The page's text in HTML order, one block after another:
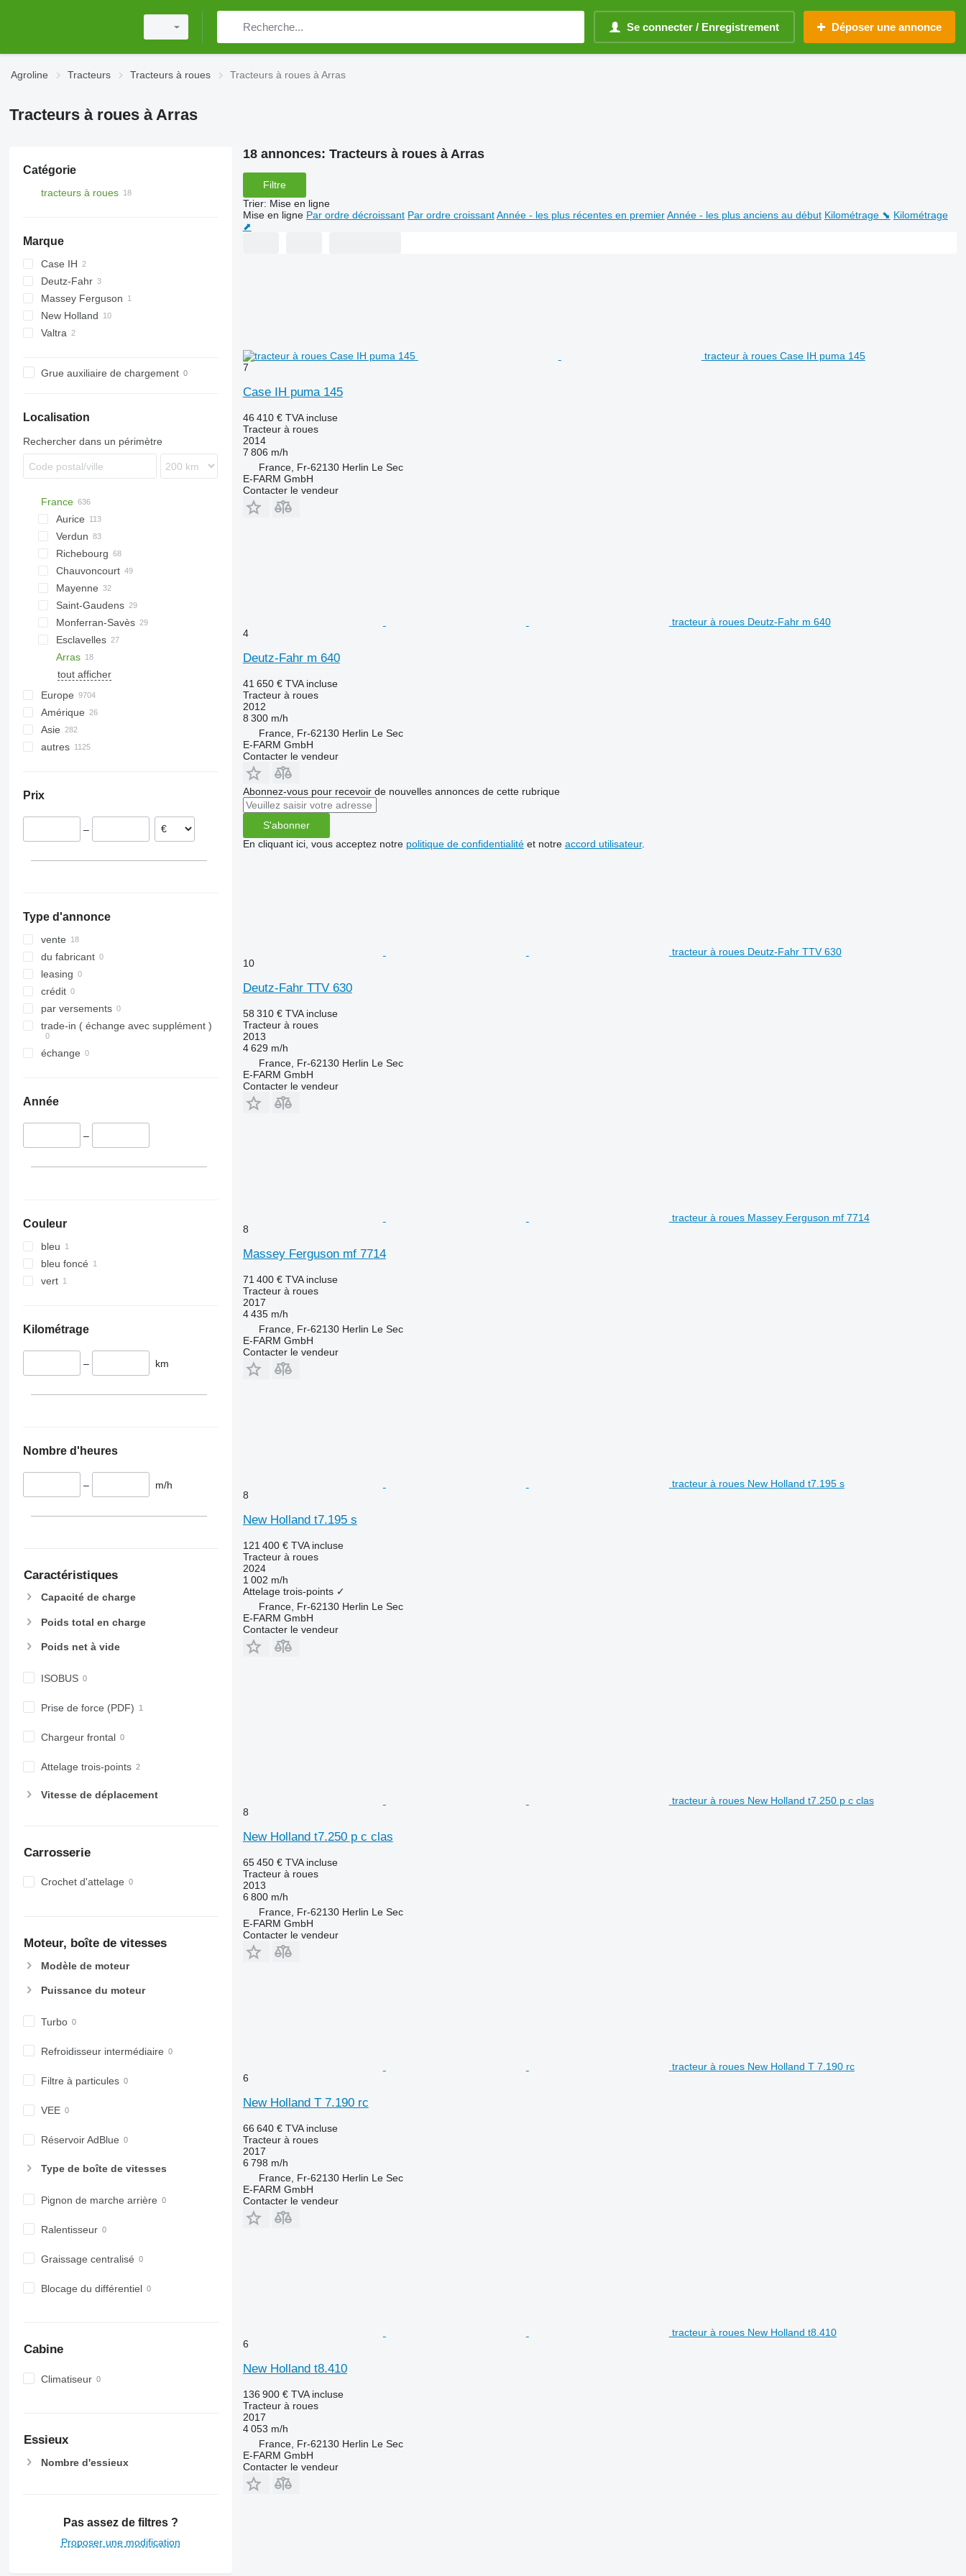
Se connecter / Enregistrement Déposer une annonce
Agroline Tracteurs Tracteurs à roues Tracteurs à roues à Arras
Tracteurs à roues à Arras
Catégorie
tracteurs à roues
Marque
Case IH
CVX
Puma
Deutz-Fahr
M series
Massey Ferguson
New Holland
T-series
Valtra
T-series
Grue auxiliaire de chargement
Localisation
Rechercher dans un périmètre
France
Aurice
Verdun
Richebourg
Chauvoncourt
Mayenne
Saint-Gaudens
Monferran-Savès
Esclavelles
Arras
tout afficher
Europe
Allemagne
Pologne
Pays-Bas
Danemark
Hongrie
Amérique
Mexique
Canada
Asie
Japon
Ouzbékistan
Chine
autres
Uruguay
Brésil
Prix
–
Type d'annonce
vente
du fabricant
leasing
crédit
par versements
trade-in ( échange avec supplément )
échange
Année
–
Couleur
bleu
bleu foncé
vert
Kilométrage
– km
Nombre d'heures
– m/h
Caractéristiques
Capacité de charge
Poids total en charge
Poids net à vide
ISOBUS
Prise de force (PDF)
Chargeur frontal
Attelage trois-points
Vitesse de déplacement
Carrosserie
Crochet d'attelage
Moteur, boîte de vitesses
Modèle de moteur
Puissance du moteur
Turbo
Refroidisseur intermédiaire
Filtre à particules
VEE
Réservoir AdBlue
Type de boîte de vitesses
Pignon de marche arrière
Ralentisseur
Graissage centralisé
Blocage du différentiel
Cabine
Climatiseur
Essieux
Nombre d'essieux
Pas assez de filtres ?
Proposer une modification
18 annonces: Tracteurs à roues à Arras
Filtre
Trier: Mise en ligne
Mise en ligne Par ordre décroissant Par ordre croissant Année - les plus récentes en premier Année - les plus anciens au début Kilométrage ⬊ Kilométrage
⬈
tracteur à roues Case IH puma 145
7
Case IH puma 145
46 410 € TVA incluse
Tracteur à roues
2014
7 806 m/h
France, Fr-62130 Herlin Le Sec
E-FARM GmbH
Contacter le vendeur
tracteur à roues Deutz-Fahr m 640
4
Deutz-Fahr m 640
41 650 € TVA incluse
Tracteur à roues
2012
8 300 m/h
France, Fr-62130 Herlin Le Sec
E-FARM GmbH
Contacter le vendeur
Abonnez-vous pour recevoir de nouvelles annonces de cette rubrique
S'abonner
En cliquant ici, vous acceptez notre politique de confidentialitéet notre accord utilisateur.
tracteur à roues Deutz-Fahr TTV 630
10
Deutz-Fahr TTV 630
58 310 € TVA incluse
Tracteur à roues
2013
4 629 m/h
France, Fr-62130 Herlin Le Sec
E-FARM GmbH
Contacter le vendeur
tracteur à roues Massey Ferguson mf 7714
8
Massey Ferguson mf 7714
71 400 € TVA incluse
Tracteur à roues
2017
4 435 m/h
France, Fr-62130 Herlin Le Sec
E-FARM GmbH
Contacter le vendeur
tracteur à roues New Holland t7.195 s
8
New Holland t7.195 s
121 400 € TVA incluse
Tracteur à roues
2024
1 002 m/h
Attelage trois-points ✓
France, Fr-62130 Herlin Le Sec
E-FARM GmbH
Contacter le vendeur
tracteur à roues New Holland t7.250 p c clas
8
New Holland t7.250 p c clas
65 450 € TVA incluse
Tracteur à roues
2013
6 800 m/h
France, Fr-62130 Herlin Le Sec
E-FARM GmbH
Contacter le vendeur
tracteur à roues New Holland T 7.190 rc
6
New Holland T 7.190 rc
66 640 € TVA incluse
Tracteur à roues
2017
6 798 m/h
France, Fr-62130 Herlin Le Sec
E-FARM GmbH
Contacter le vendeur
tracteur à roues New Holland t8.410
6
New Holland t8.410
136 900 € TVA incluse
Tracteur à roues
2017
4 053 m/h
France, Fr-62130 Herlin Le Sec
E-FARM GmbH
Contacter le vendeur